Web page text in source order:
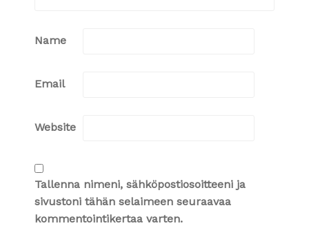
Name
Email
Website
Tallenna nimeni, sähköpostiosoitteeni ja
sivustoni tähän selaimeen seuraavaa
kommentointikertaa varten.